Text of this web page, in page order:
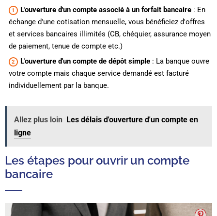
L'ouverture d'un compte associé à un forfait bancaire : En
échange d'une cotisation mensuelle, vous bénéficiez d'offres
et services bancaires illimités (CB, chéquier, assurance moyen
de paiement, tenue de compte etc.)
L'ouverture d'un compte de dépôt simple : La banque ouvre
votre compte mais chaque service demandé est facturé
individuellement par la banque.
Allez plus loin Les délais d'ouverture d'un compte en
ligne
Les étapes pour ouvrir un compte
bancaire